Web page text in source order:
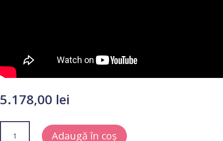
5.178,00 lei
Adaugă în coș